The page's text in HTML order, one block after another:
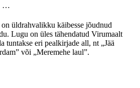
…
üldrahvalikku käibesse jõudnud
Lugu on üles tähendatud Virumaalt
tuntakse eri pealkirjade all, nt „Jää
või „Meremehe laul”.